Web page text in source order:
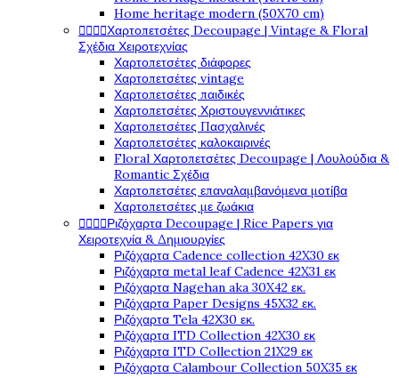
Home heritage modern (50X70 cm)
Χαρτοπετσέτες Decoupage | Vintage & Floral
Σχέδια Χειροτεχνίας
Χαρτοπετσέτες διάφορες
Χαρτοπετσέτες vintage
Χαρτοπετσέτες παιδικές
Χαρτοπετσέτες Χριστουγεννιάτικες
Χαρτοπετσέτες Πασχαλινές
Χαρτοπετσέτες καλοκαιρινές
Floral Χαρτοπετσέτες Decoupage | Λουλούδια &
Romantic Σχέδια
Χαρτοπετσέτες επαναλαμβανόμενα μοτίβα
Χαρτοπετσέτες με ζωάκια
Ριζόχαρτα Decoupage | Rice Papers για
Χειροτεχνία & Δημιουργίες
Ριζόχαρτα Cadence collection 42X30 εκ
Ριζόχαρτα metal leaf Cadence 42X31 εκ
Ριζόχαρτα Nagehan aka 30X42 εκ.
Ριζόχαρτα Paper Designs 45X32 εκ.
Ριζόχαρτα Tela 42Χ30 εκ.
Ριζόχαρτα ITD Collection 42X30 εκ
Ριζόχαρτα ITD Collection 21X29 εκ
Ριζόχαρτα Calambour Collection 50X35 εκ